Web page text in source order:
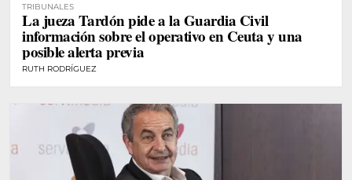
TRIBUNALES
La jueza Tardón pide a la Guardia Civil
información sobre el operativo en Ceuta y una
posible alerta previa
RUTH RODRÍGUEZ